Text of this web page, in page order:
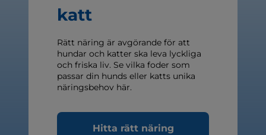
katt
Rätt näring är avgörande för att
hundar och katter ska leva lyckliga
och friska liv. Se vilka foder som
passar din hunds eller katts unika
näringsbehov här.
Hitta rätt näring